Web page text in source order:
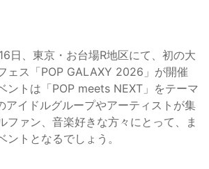
日、東京・お台場R地区にて、初の大
ェス「POP GALAXY 2026」が開催
ントは「POP meets NEXT」をテーマ
アイドルグループやアーティストが集
ファン、音楽好きな方々にとって、ま
ントとなるでしょう。